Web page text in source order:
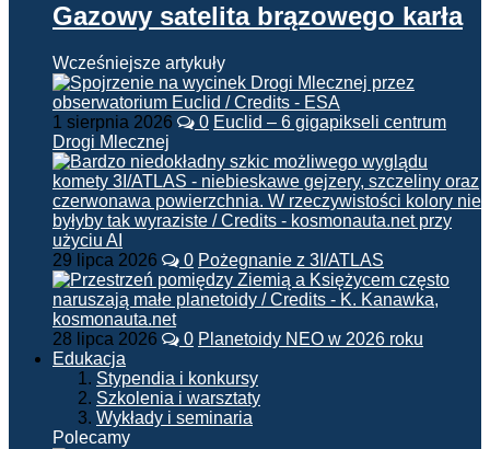
Gazowy satelita brązowego karła
Wcześniejsze artykuły
1 sierpnia 2026 0 Euclid – 6 gigapikseli centrum
Drogi Mlecznej
29 lipca 2026 0 Pożegnanie z 3I/ATLAS
28 lipca 2026 0 Planetoidy NEO w 2026 roku
Edukacja
Stypendia i konkursy
Szkolenia i warsztaty
Wykłady i seminaria
Polecamy